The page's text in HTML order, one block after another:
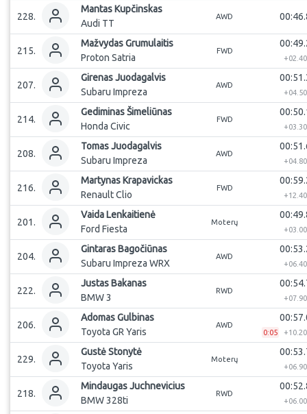
228.
Mantas Kupčinskas
Audi TT
AWD
215.
MažvydasGrumulaitis
Proton Satria
FWD
+
207.
GirenasJuodagalvis
Subaru Impreza
AWD
+
214.
GediminasŠimeliūnas
Honda Civic
FWD
+
208.
TomasJuodagalvis
Subaru Impreza
AWD
+
216.
Martynas Krapavickas
Renault Clio
FWD
+
201.
Vaida Lenkaitienė
Ford Fiesta
Moterų
+
204.
GintarasBagočiūnas
Subaru Impreza WRX
AWD
+
222.
JustasBakanas
BMW 3
RWD
+
206.
AdomasGulbinas
Toyota GR Yaris
AWD
0:05 +
229.
GustėStonytė
Toyota Yaris
Moterų
+
218.
MindaugasJuchnevicius
BMW 328ti
RWD
+